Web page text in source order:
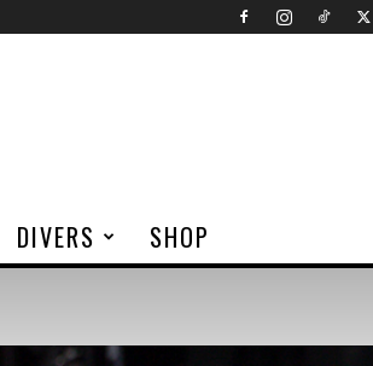
DIVERS SHOP